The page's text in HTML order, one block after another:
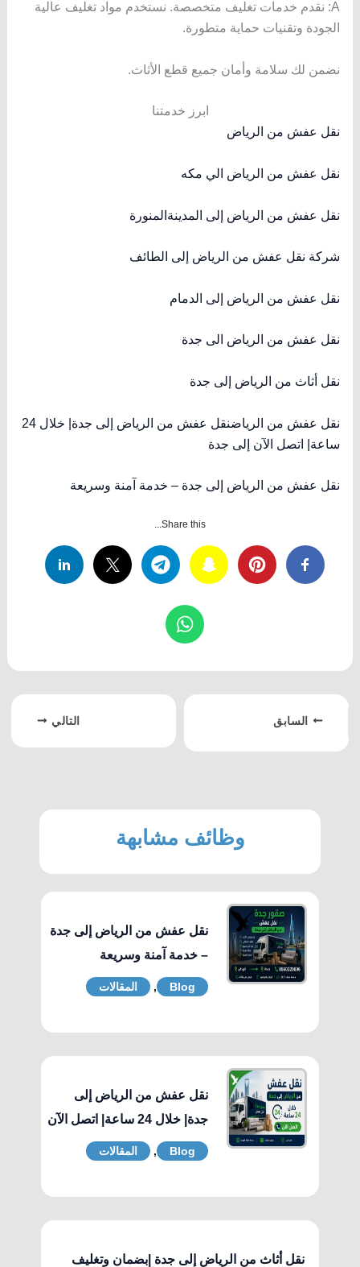
A: نقدم خدمات تغليف متخصصة. نستخدم مواد تغليف عالية
الجودة وتقنيات حماية متطورة.
نضمن لك سلامة وأمان جميع قطع الأثاث.
ابرز خدمتنا
نقل عفش من الرياض
نقل عفش من الرياض الي مكه
نقل عفش من الرياض إلى المدينةالمنورة
شركة نقل عفش من الرياض إلى الطائف
نقل عفش من الرياض إلى الدمام
نقل عفش من الرياض الى جدة
نقل أثاث من الرياض إلى جدة
نقل عفش من الرياضنقل عفش من الرياض إلى جدة| خلال 24
ساعة| اتصل الآن إلى جدة
نقل عفش من الرياض إلى جدة – خدمة آمنة وسريعة
Share this...
السابق التالي
وظائف مشابهة
نقل عفش من الرياض إلى جدة
– خدمة آمنة وسريعة
Blog
, المقالات
نقل عفش من الرياض إلى
جدة| خلال 24 ساعة| اتصل الآن
Blog
, المقالات
نقل أثاث من الرياض إلى جدة |بضمان وتغليف